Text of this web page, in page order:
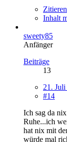
Zitieren
Inhalt
sweety85
Anfänger
Beiträge
13
21. Juli
#14
Ich sag da
Ruhe...ich
hat nix mit
würde mal